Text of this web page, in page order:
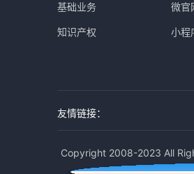
基础业务
知识产权
微官
小程
友情链接：
Copyright 2008-2023 All